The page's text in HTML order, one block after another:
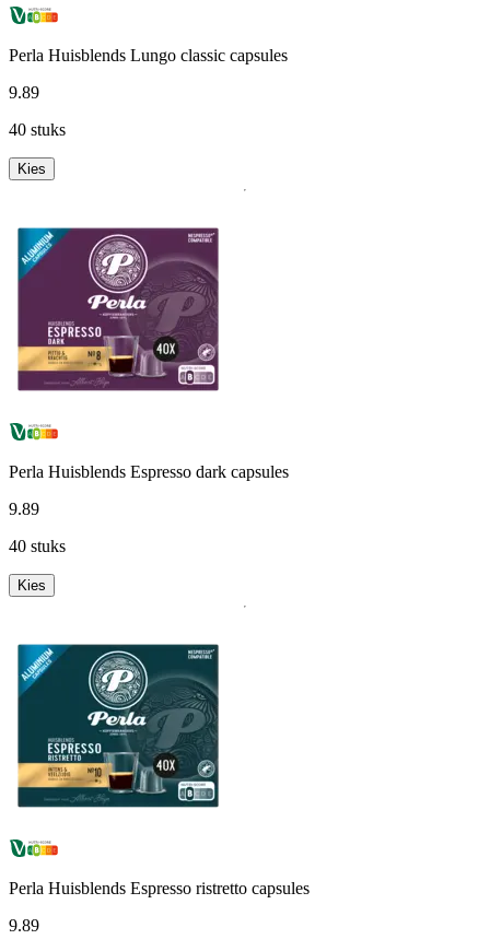
Perla Huisblends Lungo classic capsules
9.89
40 stuks
Kies
Perla Huisblends Espresso dark capsules
9.89
40 stuks
Kies
Perla Huisblends Espresso ristretto capsules
9.89